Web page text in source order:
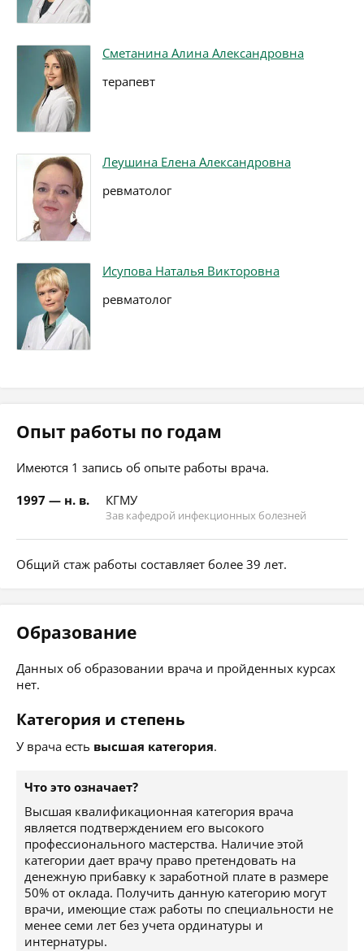
Сметанина Алина Александровна
терапевт
Леушина Елена Александровна
ревматолог
Исупова Наталья Викторовна
ревматолог
Опыт работы по годам
Имеются 1 запись об опыте работы врача.
1997 — н. в.
КГМУ
Зав кафедрой инфекционных болезней
Общий стаж работы составляет более 39 лет.
Образование
Данных об образовании врача и пройденных курсах
нет.
Категория и степень
У врача есть высшая категория.
Что это означает?
Высшая квалификационная категория врача
является подтверждением его высокого
профессионального мастерства. Наличие этой
категории дает врачу право претендовать на
денежную прибавку к заработной плате в размере
50% от оклада. Получить данную категорию могут
врачи, имеющие стаж работы по специальности не
менее семи лет без учета ординатуры и
интернатуры.